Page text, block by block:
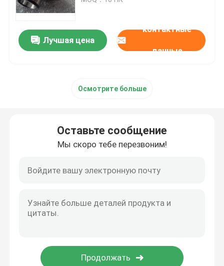
Угловой шарикоподшипник контакта
Шарикоподшипник SKF
Подшипник ролика СИГАРЕТЫ сферически
Лучшая цена
контактные
данные
Осмотрите больше
Оставьте сообщение
Мы скоро тебе перезвоним!